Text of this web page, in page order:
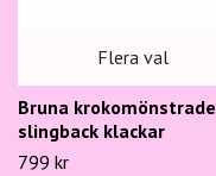
Flera val
Bruna krokomönstrade
slingback klackar
799 kr